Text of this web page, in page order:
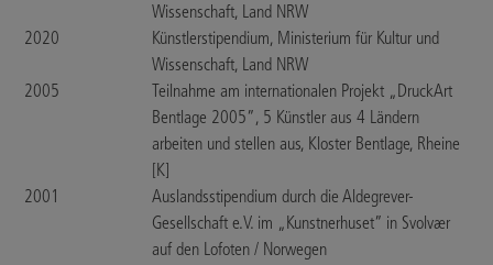
Wissenschaft, Land NRW
2020
Künstlerstipendium, Ministerium für Kultur und
Wissenschaft, Land NRW
2005
Teilnahme am internationalen Projekt „DruckArt
Bentlage 2005”, 5 Künstler aus 4 Ländern
arbeiten und stellen aus, Kloster Bentlage, Rheine
[K]
2001
Auslandsstipendium durch die Aldegrever-
Gesellschaft e.V. im „Kunstnerhuset” in Svolvær
auf den Lofoten / Norwegen